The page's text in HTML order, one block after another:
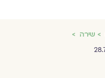
שירה